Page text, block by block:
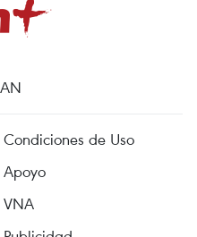
Condiciones de Uso
Apoyo
VNA